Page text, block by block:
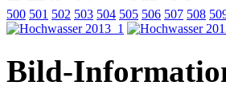
500 501 502 503 504 505 506 507 508
Bild-